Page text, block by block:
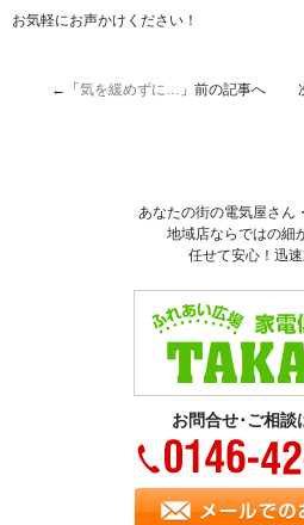
お気軽にお声かけください！
←「気を緩めずに… 」前の記事へ
あなたの街の電気屋さん
地域店ならではの細
任せて安心！迅速
お問合せ･ご相談